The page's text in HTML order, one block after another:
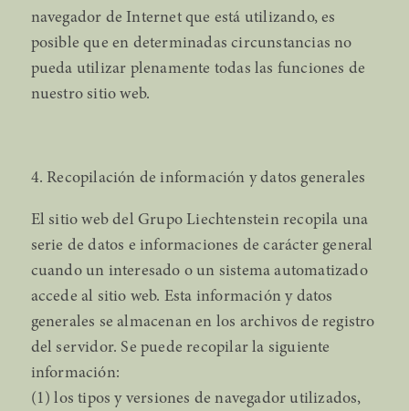
navegador de Internet que está utilizando, es
posible que en determinadas circunstancias no
pueda utilizar plenamente todas las funciones de
nuestro sitio web.
4. Recopilación de información y datos generales
El sitio web del Grupo Liechtenstein recopila una
serie de datos e informaciones de carácter general
cuando un interesado o un sistema automatizado
accede al sitio web. Esta información y datos
generales se almacenan en los archivos de registro
del servidor. Se puede recopilar la siguiente
información:
(1) los tipos y versiones de navegador utilizados,